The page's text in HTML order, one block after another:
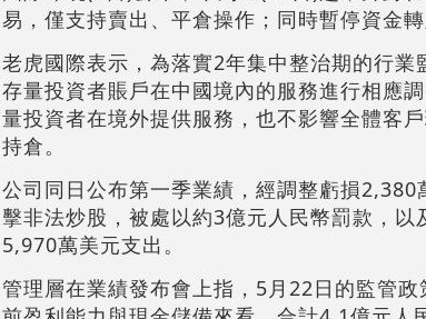
易，僅支持賣出、平倉操作；同時暫停資金
老虎國際表示，為落實2年集中整治期的行
存量投資者賬戶在中國境內的服務進行相應
量投資者在境外提供服務，也不影響全體客
持倉。
公司同日公布第一季業績，經調整虧損
擊非法炒股，被處以約3億元人民幣罰款，
5,970萬美元支出。
管理層在業績發布會上指，5月22日的監管